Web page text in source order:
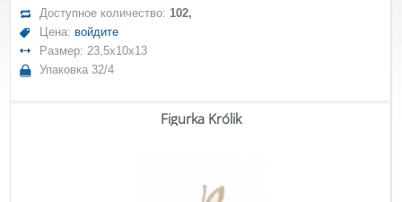
Доступное количество:102,
Цена: войдите
Размер: 23,5x10x13
Упаковка 32/4
Figurka Królik